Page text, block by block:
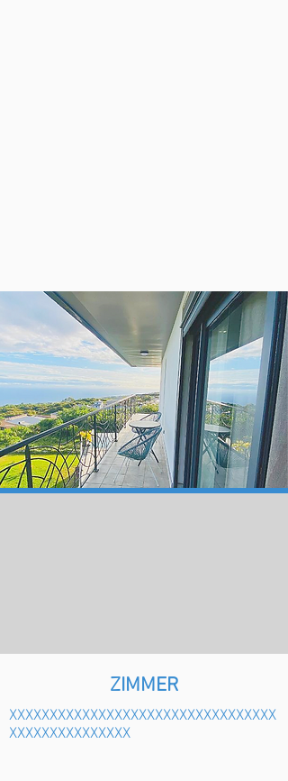
ZIMMER
XXXXXXXXXXXXXXXXXXXXXXXXXXXXXXXXX
XXXXXXXXXXXXXXX